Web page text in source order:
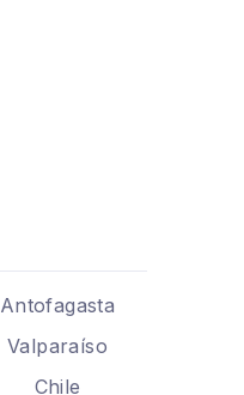
Antofagasta
Valparaíso
Chile